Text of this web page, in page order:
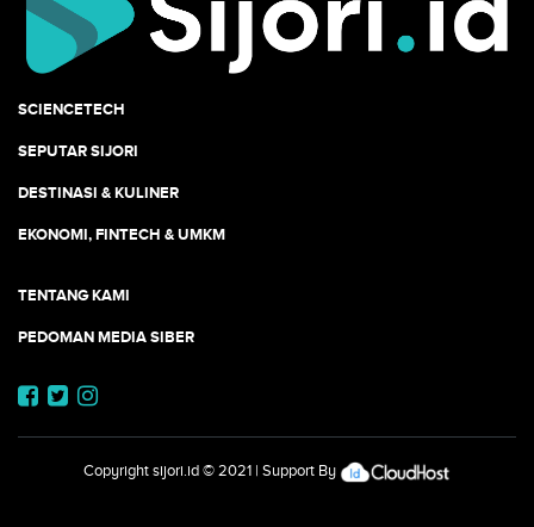
SCIENCETECH
SEPUTAR SIJORI
DESTINASI & KULINER
EKONOMI, FINTECH & UMKM
TENTANG KAMI
PEDOMAN MEDIA SIBER
Copyright sijori.id© 2021 | Support By